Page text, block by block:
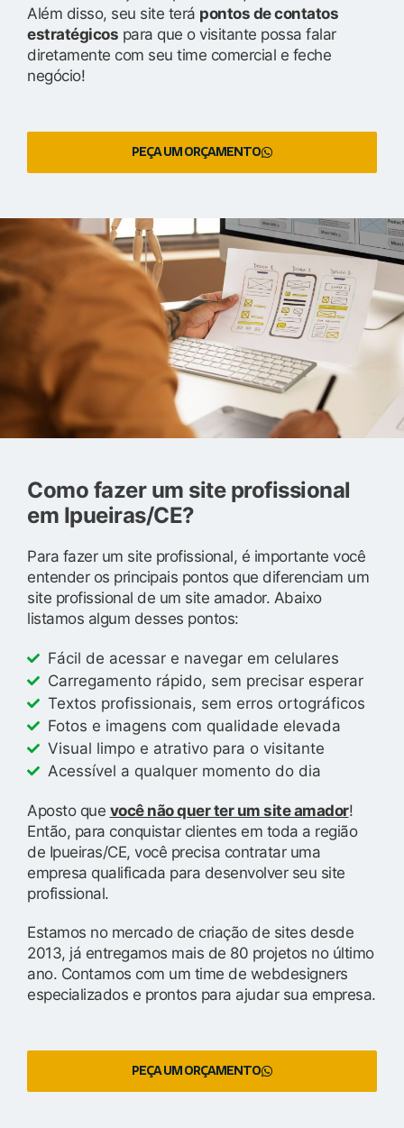
Além disso, seu site terá pontos de contatos
estratégicos para que o visitante possa falar
diretamente com seu time comercial e feche
negócio!
PEÇA UM ORÇAMENTO
Como fazer um site profissional
em Ipueiras/CE?
Para fazer um site profissional, é importante você
entender os principais pontos que diferenciam um
site profissional de um site amador. Abaixo
listamos algum desses pontos:
Fácil de acessar e navegar em celulares
Carregamento rápido, sem precisar esperar
Textos profissionais, sem erros ortográficos
Fotos e imagens com qualidade elevada
Visual limpo e atrativo para o visitante
Acessível a qualquer momento do dia
Aposto que você não quer ter um site amador!
Então, para conquistar clientes em toda a região
de Ipueiras/CE, você precisa contratar uma
empresa qualificada para desenvolver seu site
profissional.
Estamos no mercado de criação de sites desde
2013, já entregamos mais de 80 projetos no último
ano. Contamos com um time de webdesigners
especializados e prontos para ajudar sua empresa.
PEÇA UM ORÇAMENTO